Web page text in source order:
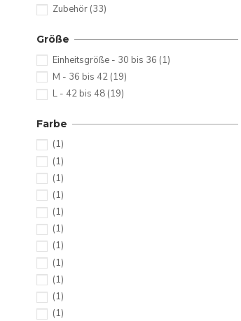
Zubehör (33)
Größe
Einheitsgröße - 30 bis 36 (1)
M - 36 bis 42 (19)
L - 42 bis 48 (19)
Farbe
(1)
(1)
(1)
(1)
(1)
(1)
(1)
(1)
(1)
(1)
(1)